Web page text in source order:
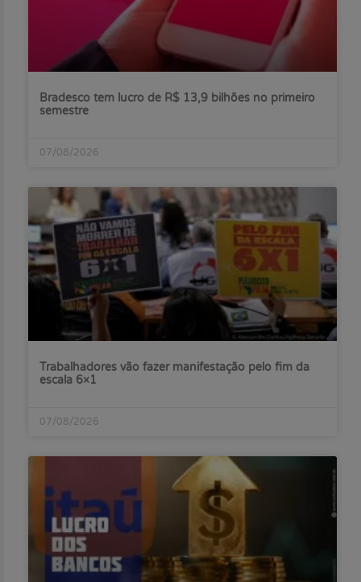
Bradesco tem lucro de R$ 13,9 bilhões no primeiro
semestre
07/08/2026
Trabalhadores vão fazer manifestação pelo fim da
escala 6×1
07/08/2026